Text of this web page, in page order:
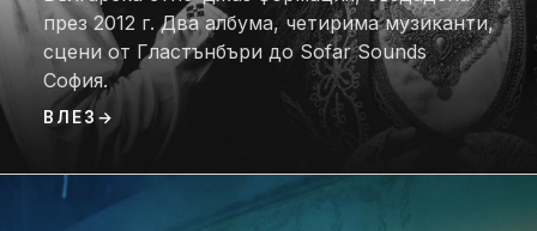
през 2012 г. Два албума, четирима музиканти,
сцени от Гластънбъри до Sofar Sounds
София.
ВЛЕЗ →